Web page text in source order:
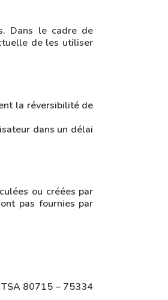
Dans le cadre de
de les utiliser
la réversibilité de
dans un délai
ou créées par
pas fournies par
TSA 80715 – 75334